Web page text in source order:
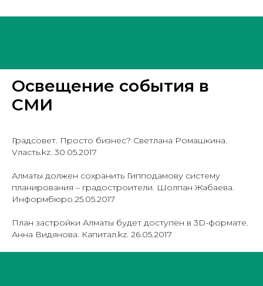
Освещение события в
СМИ
Градсовет. Просто бизнес? Светлана Ромашкина.
Vласть.kz. 30.05.2017
Алматы должен сохранить Гипподамову систему
планирования – градостроители. Шолпан Жабаева.
Информбюро.25.05.2017
План застройки Алматы будет доступен в 3D-формате.
Анна Видянова. Капитал.kz. 26.05.2017